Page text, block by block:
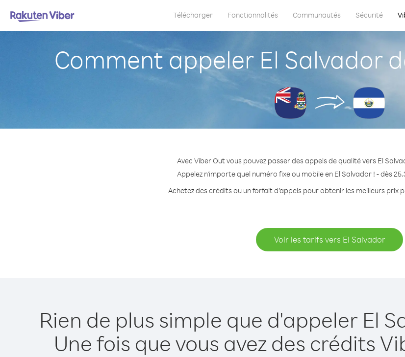
Télécharger Fonctionnalités Communautés Sécurité
Comment appeler El Salvador
Avec Viber Out vous pouvez passer des appels de qualité vers El
Appelez n'importe quel numéro fixe ou mobile en El Salvador ! - dès
Achetez des crédits ou un forfait d’appels pour obtenir les meilleurs prix
Voir les tarifs vers El Salvador
Rien de plus simple que d'appeler El
Une fois que vous avez des crédits